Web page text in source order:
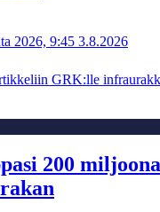
2026, 9:45 3.8.2026
GRK:lle
200